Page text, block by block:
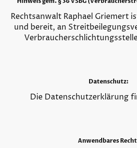
Rechtsanwalt Raphael Griemert
und bereit, an
Datenschutz:
Die Datenschutzerklärung
Anwendbares